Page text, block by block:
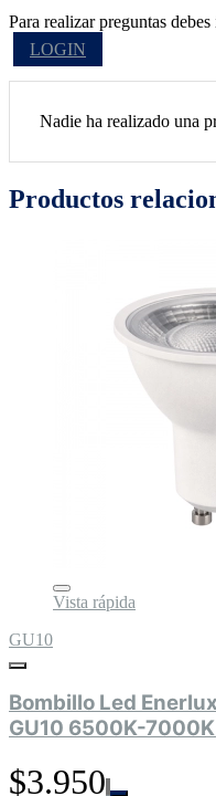
Para realizar preguntas
LOGIN
Nadie ha realizado una
Productos
Vista rápida
GU10
Bombillo Led
GU10 6500K-7000K
$3.950